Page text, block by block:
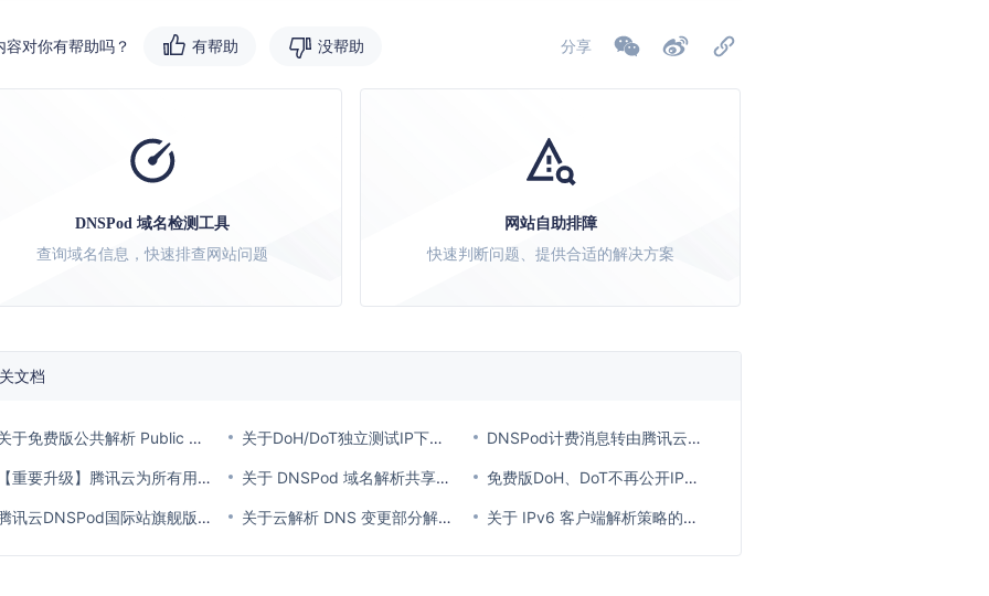
容对你有帮助吗？ 有帮助 没帮助 分享
DNSPod 域名检测工具
查询域名信息，快速排查网站问题
网站自助排障
快速判断问题、提供合适的解决方案
文档
于免费版公共解析 Public DNS 部分海外线路访问失败的公告 关于DoH/DoT独立测试IP下线的公告 DNSPod计费消息转由腾讯云计费侧统一发送
重要升级】腾讯云为所有用户开启登录保护MFA多因素认证通知 关于 DNSPod 域名解析共享增加强制 MFA 校验的通知 免费版DoH、DoT不再公开IP接入的公告
讯云DNSPod国际站旗舰版套餐价格调整通知 关于云解析 DNS 变更部分解析线路名称通知 关于 IPv6 客户端解析策略的变更说明